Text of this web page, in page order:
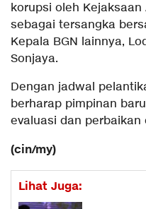
korupsi oleh
sebagai tersangka
Kepala BGN lainnya,
Sonjaya.
Dengan jadwal
berharap pimpinan
evaluasi dan perbaikan
(cin/my)
Lihat Juga: